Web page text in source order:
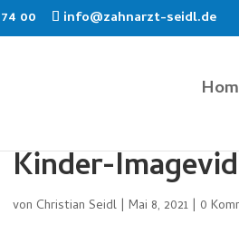
00 info@zahnarzt-seidl.de
Kinder-
von Christian Seidl |Mai 8, 2021 | 0